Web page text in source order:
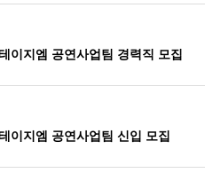
이지엠 공연사업팀 경력직 모집
이지엠 공연사업팀 신입 모집